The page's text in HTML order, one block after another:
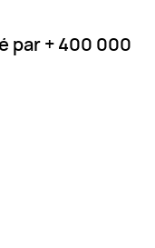
par + 400 000